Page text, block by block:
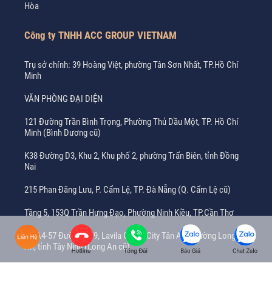
Hòa
Công ty TNHH ACC GROUP VIETNAM
Trụ sở chính: 39 Hoàng Việt, phường Tân Sơn Nhất, TP.Hồ Chí
Minh
VĂN PHÒNG ĐẠI DIỆN
121 Đường Trần Bình Trọng, Phường Thủ Dầu Một, TP. Hồ Chí
Minh (Bình Dương cũ)
K38 Đường D3, Khu 2, Khu phố 2, phường Trấn Biên, tỉnh Đồng
Nai
215 Phan Đăng Lưu, P. Cẩm Lệ, TP. Đà Nẵng (Q. Cẩm Lệ cũ)
Tầng 5, 153Q Trần Hưng Đạo, Phường Ninh Kiều, TP.Cần Thơ
Số A4-57 Đường BT9, Lavila Green City Tân An, phường Long
An, tỉnh Tây Ninh (Long An cũ)